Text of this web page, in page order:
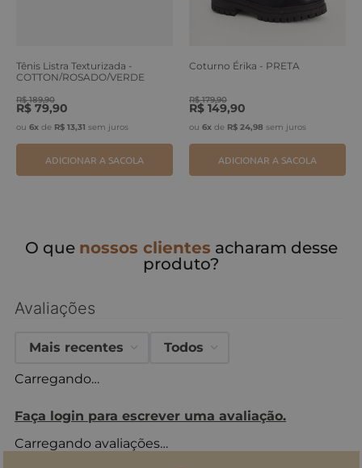
Tênis Listra Texturizada -
COTTON/ROSADO/VERDE
R$ 189,90
R$ 79,90
ou 6x de R$ 13,31 sem juros
ADICIONAR A SACOLA
Coturno Érika - PRETA
R$ 179,90
R$ 149,90
ou 6x de R$ 24,98 sem juros
ADICIONAR A SACOLA
O que nossos clientes acharam desse
produto?
Avaliações
Carregando…
Faça login para escrever uma avaliação.
Mais recentes Todos
Carregando avaliações…